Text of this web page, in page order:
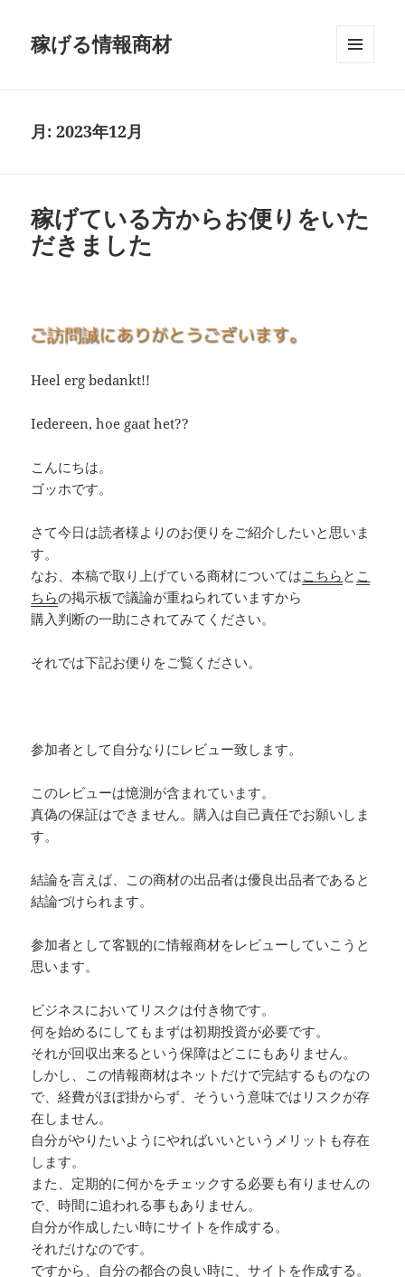
稼げる情報商材
月:2023年12月
稼げている方からお便りをいた
だきました
Heel erg bedankt!!
Iedereen, hoe gaat het??
こんにちは。
ゴッホです。
さて今日は読者様よりのお便りをご紹介したいと思いま
す。
なお、本稿で取り上げている商材についてはこちら と こ
ちらの掲示板で議論が重ねられていますから
購入判断の一助にされてみてください。
それでは下記お便りをご覧ください。
参加者として自分なりにレビュー致します。
このレビューは憶測が含まれています。
真偽の保証はできません。購入は自己責任でお願いしま
す。
結論を言えば、この商材の出品者は優良出品者であると
結論づけられます。
参加者として客観的に情報商材をレビューしていこうと
思います。
ビジネスにおいてリスクは付き物です。
何を始めるにしてもまずは初期投資が必要です。
それが回収出来るという保障はどこにもありません。
しかし、この情報商材はネットだけで完結するものなの
で、経費がほぼ掛からず、そういう意味ではリスクが存
在しません。
自分がやりたいようにやればいいというメリットも存在
します。
また、定期的に何かをチェックする必要も有りませんの
で、時間に追われる事もありません。
自分が作成したい時にサイトを作成する。
それだけなのです。
ですから、自分の都合の良い時に、サイトを作成する。